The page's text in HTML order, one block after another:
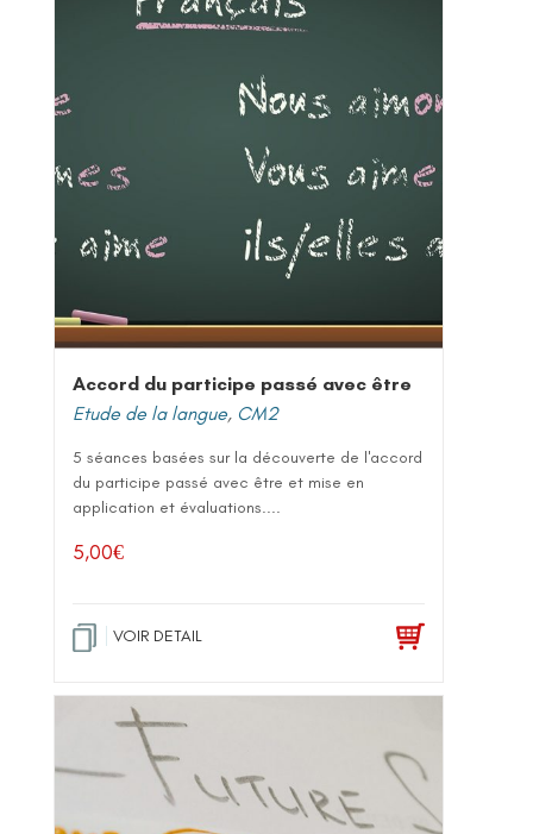
Accord du participe passé avec être
Etude de la langue, CM2
5 séances basées sur la découverte de l'accord
du participe passé avec être et mise en
application et évaluations....
5,00€
VOIR DETAIL